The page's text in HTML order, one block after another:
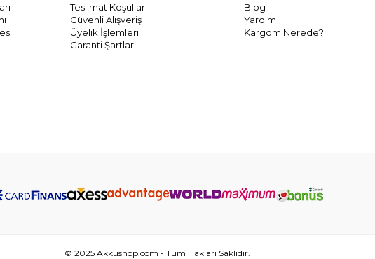
Teslimat Koşulları
Güvenli Alışveriş
Üyelik İşlemleri
Garanti Şartları
Blog
Yardım
Kargom Nerede?
© 2025 Akkushop.com - Tüm Hakları Saklıdır.